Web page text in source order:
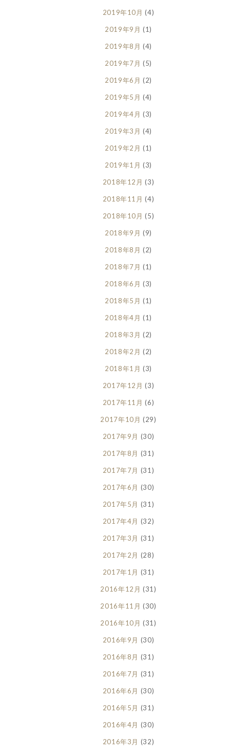
2019年10月 (4)
2019年9月 (1)
2019年8月 (4)
2019年7月 (5)
2019年6月 (2)
2019年5月 (4)
2019年4月 (3)
2019年3月 (4)
2019年2月 (1)
2019年1月 (3)
2018年12月 (3)
2018年11月 (4)
2018年10月 (5)
2018年9月 (9)
2018年8月 (2)
2018年7月 (1)
2018年6月 (3)
2018年5月 (1)
2018年4月 (1)
2018年3月 (2)
2018年2月 (2)
2018年1月 (3)
2017年12月 (3)
2017年11月 (6)
2017年10月 (29)
2017年9月 (30)
2017年8月 (31)
2017年7月 (31)
2017年6月 (30)
2017年5月 (31)
2017年4月 (32)
2017年3月 (31)
2017年2月 (28)
2017年1月 (31)
2016年12月 (31)
2016年11月 (30)
2016年10月 (31)
2016年9月 (30)
2016年8月 (31)
2016年7月 (31)
2016年6月 (30)
2016年5月 (31)
2016年4月 (30)
2016年3月 (32)